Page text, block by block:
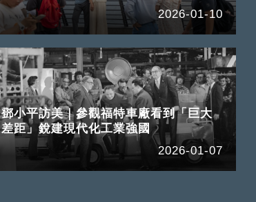
2026-01-10
鄧小平訪美｜參觀福特車廠看到「巨大
差距」銳建現代化工業強國
2026-01-07